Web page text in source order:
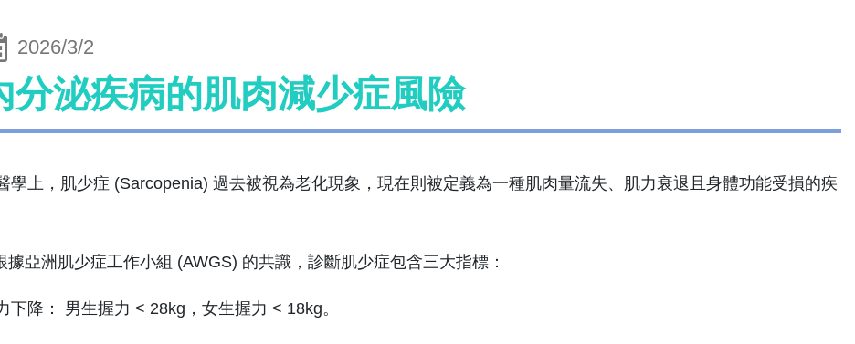
2026/3/2
分泌疾病的肌肉減少症風險
學上，肌少症 (Sarcopenia) 過去被視為老化現象，現在則被定義為一種肌肉量流失、肌力衰退且身體功能受損的疾
據亞洲肌少症工作小組 (AWGS) 的共識，診斷肌少症包含三大指標：
下降： 男生握力 < 28kg，女生握力 < 18kg。